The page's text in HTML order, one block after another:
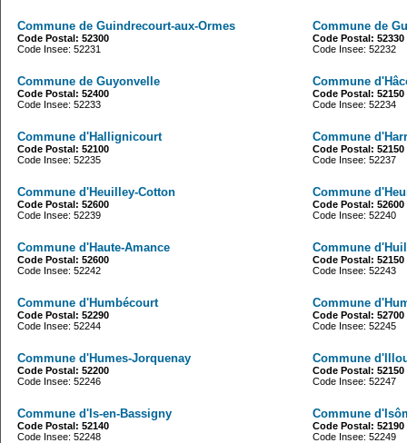
Commune de Guindrecourt-aux-Ormes
Code Postal: 52300
Code Insee: 52231
Commune de
Code Postal: 52330
Code Insee: 52232
Commune de Guyonvelle
Code Postal: 52400
Code Insee: 52233
Commune
Code Postal: 52150
Code Insee: 52234
Commune d'Hallignicourt
Code Postal: 52100
Code Insee: 52235
Commune
Code Postal: 52150
Code Insee: 52237
Commune d'Heuilley-Cotton
Code Postal: 52600
Code Insee: 52239
Commune
Code Postal: 52600
Code Insee: 52240
Commune d'Haute-Amance
Code Postal: 52600
Code Insee: 52242
Commune
Code Postal: 52150
Code Insee: 52243
Commune d'Humbécourt
Code Postal: 52290
Code Insee: 52244
Commune
Code Postal: 52700
Code Insee: 52245
Commune d'Humes-Jorquenay
Code Postal: 52200
Code Insee: 52246
Commune
Code Postal: 52150
Code Insee: 52247
Commune d'Is-en-Bassigny
Code Postal: 52140
Code Insee: 52248
Commune
Code Postal: 52190
Code Insee: 52249